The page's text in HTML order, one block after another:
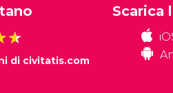
di civitatis.com
Scarica